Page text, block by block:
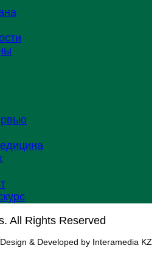
All Rights Reserved
Design & Developed by Interamedia KZ